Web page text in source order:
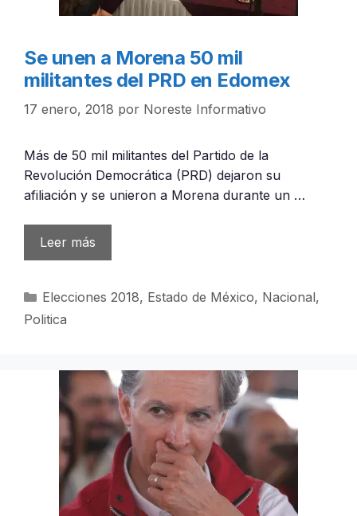
Se unen a Morena 50 mil
militantes del PRD en Edomex
17 enero, 2018 por Noreste Informativo
Más de 50 mil militantes del Partido de la
Revolución Democrática (PRD) dejaron su
afiliación y se unieron a Morena durante un …
Leer más
Categorías
Elecciones 2018, Estado de México, Nacional,
Politica